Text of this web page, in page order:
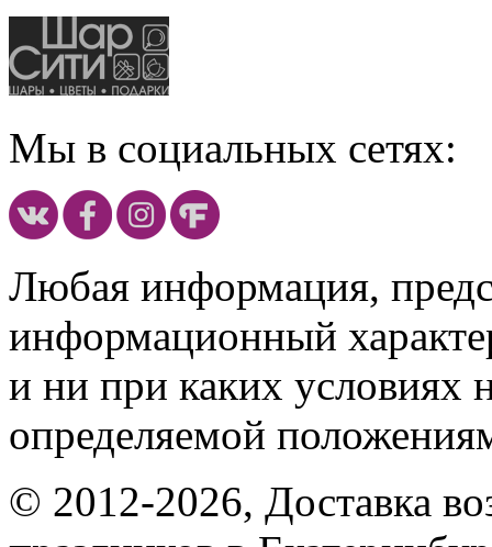
Мы в социальных сетях:
Любая информация,
информационный
и ни при каких условиях
определяемой
© 2012-2026, Доставка